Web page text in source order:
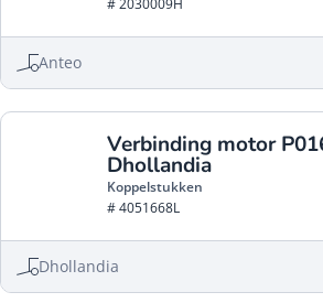
# 2030009H
Anteo
Verbinding motor
Dhollandia
Koppelstukken
# 4051668L
Dhollandia